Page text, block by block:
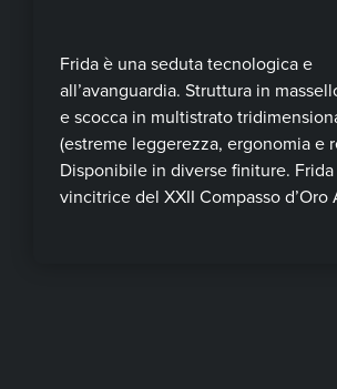
Frida è una seduta tecnologica e
all’avanguardia. Struttura in
e scocca in multistrato
(estreme leggerezza, ergonomia e
Disponibile in diverse finiture.
vincitrice del XXII Compasso d’Oro